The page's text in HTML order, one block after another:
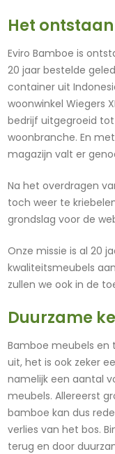
Het
Eviro Bamboe is
20 jaar bestelde
container uit
woonwinkel Wiegers
bedrijf uitgegroeid
woonbranche. En
magazijn valt er
Na het overdragen
toch weer te
grondslag voor de
Onze missie is al 20
kwaliteitsmeubels
zullen we ook in de
Duurzame
Bamboe meubels en
uit, het is ook zeker
namelijk een aantal
meubels. Allereerst
bamboe kan dus
verlies van het bos.
terug en door